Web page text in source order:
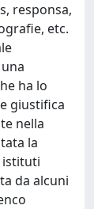
responsa,
etc.
ha lo
giustifica
nella
la
istituti
da alcuni